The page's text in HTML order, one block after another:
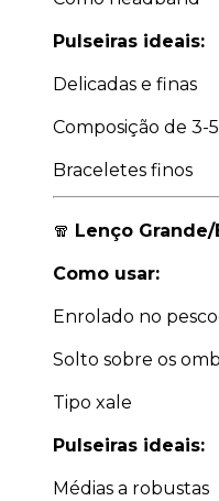
Pulseiras ideais:
Delicadas e finas
Composição de 3-
Braceletes finos
🧣 Lenço
Como usar:
Enrolado no
Solto sobre os
Tipo xale
Pulseiras ideais:
Médias a robustas